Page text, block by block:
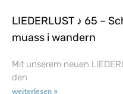
LIEDERLUST ♪ 65 –
muass i wandern
Mit unserem neuen
den
weiterlesen »